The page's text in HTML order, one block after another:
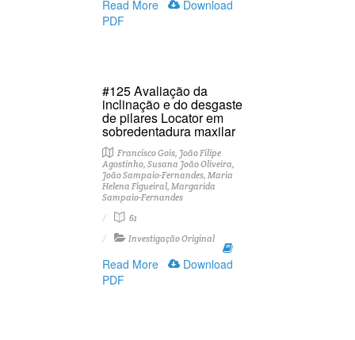
Read More
Download
PDF
#125 Avaliação da
inclinação e do desgaste
de pilares Locator em
sobredentadura maxilar
Francisco Gois, João Filipe
Agostinho, Susana João Oliveira,
João Sampaio-Fernandes, Maria
Helena Figueiral, Margarida
Sampaio-Fernandes
61
Investigação Original
Read More
Download
PDF